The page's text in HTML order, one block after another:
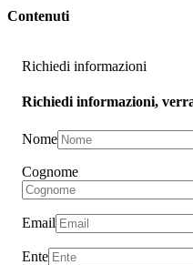
Contenuti
Richiedi informazioni
Richiedi informazioni,
Nome
Cognome
Email
Ente